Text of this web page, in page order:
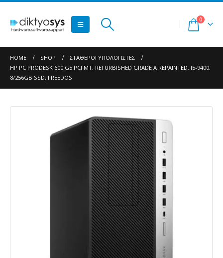
0
HOME SHOP
ΣΤΑΘΕΡΟΊ ΥΠΟΛΟΓΙΣΤΈΣ
HP PC PRODESK 600 G5 PCI MT, REFURBISHED GRADE A REPAINTED, I5-9400,
8/256GB SSD, FREEDOS